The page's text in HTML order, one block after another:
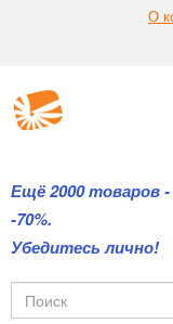
О
Ещё 2000 товаров
-70%.
Убедитесь лично!